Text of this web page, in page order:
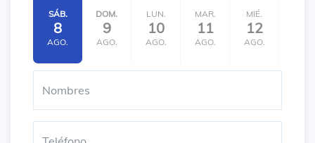
SÁB.
8
AGO.
DOM.
9
AGO.
LUN.
10
AGO.
MAR.
11
AGO.
MIÉ.
12
AGO.